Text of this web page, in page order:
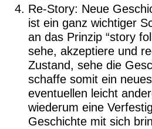
Re-Story: Neue
ist ein ganz wichtiger
an das Prinzip “story
sehe, akzeptiere und
Zustand, sehe die
schaffe somit ein
eventuellen leicht
wiederum eine
Geschichte mit sich